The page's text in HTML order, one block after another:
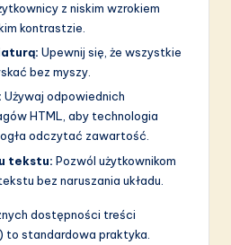
z niskim wzrokiem
kontrastzie.
Upewnij się, że wszystkie
bez myszy.
Używaj odpowiednich
HTML, aby technologia
odczytać zawartość.
tekstu: Pozwól użytkownikom
bez naruszania układu.
dostępności treści
standardowa praktyka.